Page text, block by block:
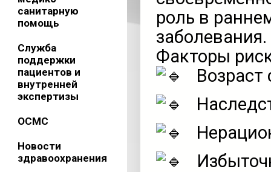
санитарную
помощь
Служба
поддержки
пациентов и
внутренней
экспертизы
ОСМС
Новости
здравоохранения
роль в
заболевания.
Факторы
Возраст